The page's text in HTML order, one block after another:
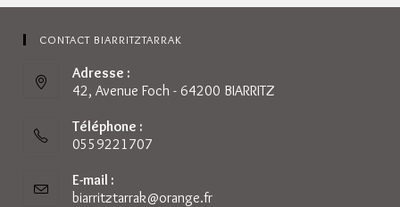
CONTACT BIARRITZTARRAK
Adresse :
42, Avenue Foch - 64200 BIARRITZ
Téléphone :
0559221707
E-mail :
biarritztarrak@orange.frS’ouvre